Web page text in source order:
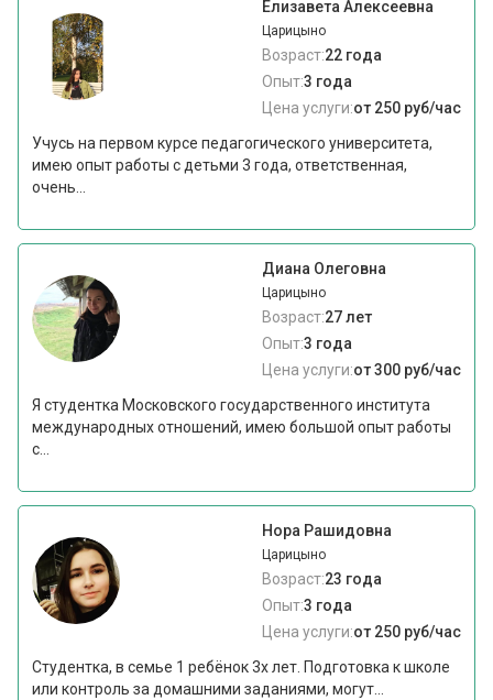
Елизавета Алексеевна
Царицыно
Возраст:22 года
Опыт:3 года
Цена услуги:от 250 руб/час
Учусь на первом курсе педагогического университета,
имею опыт работы с детьми 3 года, ответственная,
очень...
Диана Олеговна
Царицыно
Возраст:27 лет
Опыт:3 года
Цена услуги:от 300 руб/час
Я студентка Московского государственного института
международных отношений, имею большой опыт работы
с...
Нора Рашидовна
Царицыно
Возраст:23 года
Опыт:3 года
Цена услуги:от 250 руб/час
Студентка, в семье 1 ребёнок 3х лет. Подготовка к школе
или контроль за домашними заданиями, могут...